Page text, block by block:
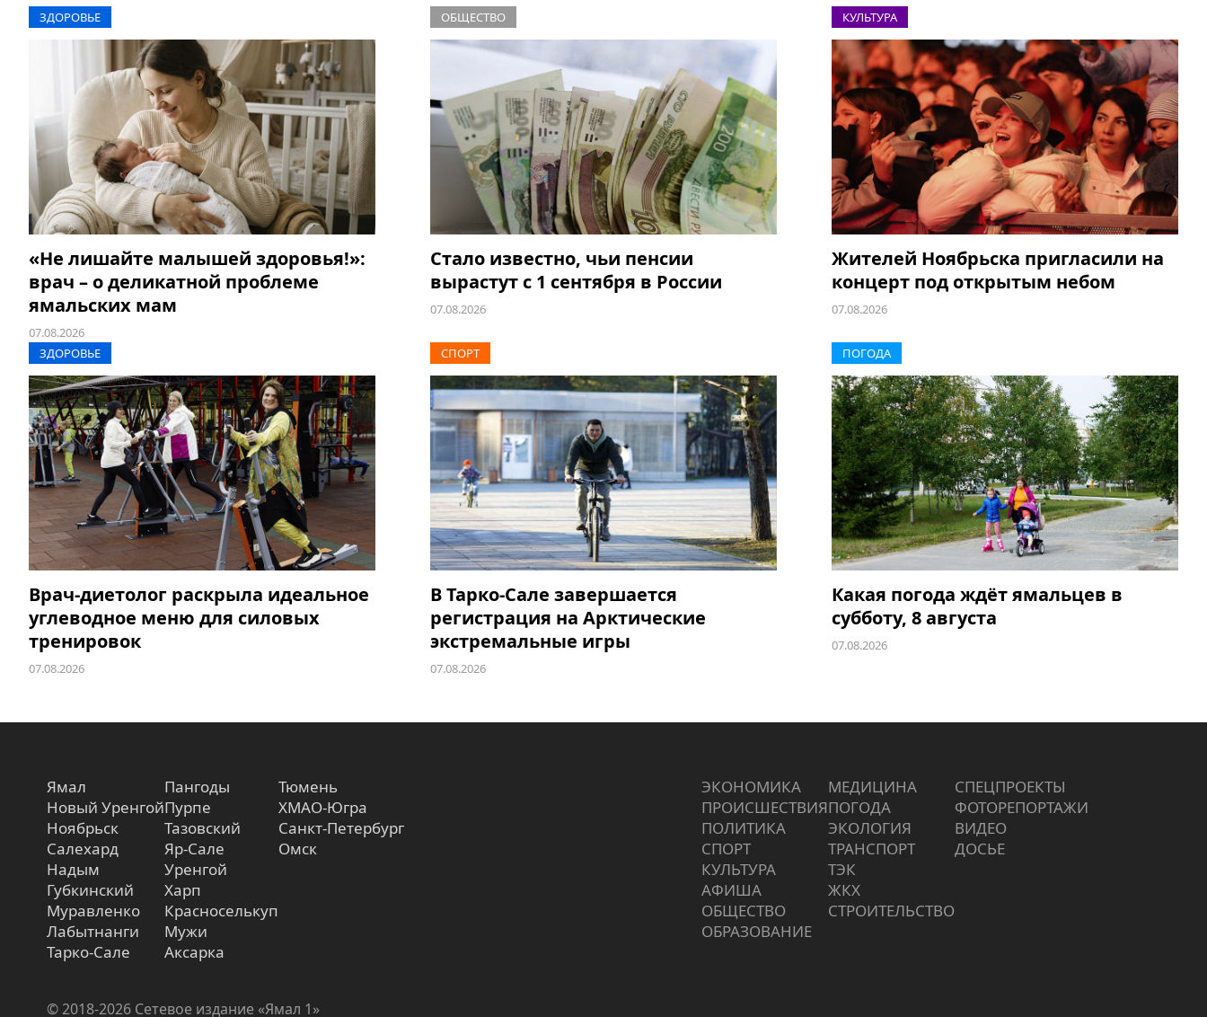
ЗДОРОВЬЕ
«Не лишайте малышей здоровья!»:
врач – о деликатной проблеме
ямальских мам
07.08.2026
ОБЩЕСТВО
Стало известно, чьи пенсии
вырастут с 1 сентября в России
07.08.2026
КУЛЬТУРА
Жителей Ноябрьска пригласили на
концерт под открытым небом
07.08.2026
ЗДОРОВЬЕ
Врач-диетолог раскрыла идеальное
углеводное меню для силовых
тренировок
07.08.2026
СПОРТ
В Тарко-Сале завершается
регистрация на Арктические
экстремальные игры
07.08.2026
ПОГОДА
Какая погода ждёт ямальцев в
субботу, 8 августа
07.08.2026
Ямал
Новый Уренгой
Ноябрьск
Салехард
Надым
Губкинский
Муравленко
Лабытнанги
Тарко-Сале
Пангоды
Пурпе
Тазовский
Яр-Сале
Уренгой
Харп
Красноселькуп
Мужи
Аксарка
Тюмень
ХМАО-Югра
Санкт-Петербург
Омск
ЭКОНОМИКА
ПРОИCШЕСТВИЯ
ПОЛИТИКА
СПОРТ
КУЛЬТУРА
АФИША
ОБЩЕСТВО
ОБРАЗОВАНИЕ
МЕДИЦИНА
ПОГОДА
ЭКОЛОГИЯ
ТРАНСПОРТ
ТЭК
ЖКХ
СТРОИТЕЛЬСТВО
СПЕЦПРОЕКТЫ
ФОТОРЕПОРТАЖИ
ВИДЕО
ДОСЬЕ
© 2018-2026 Сетевое издание «Ямал 1»